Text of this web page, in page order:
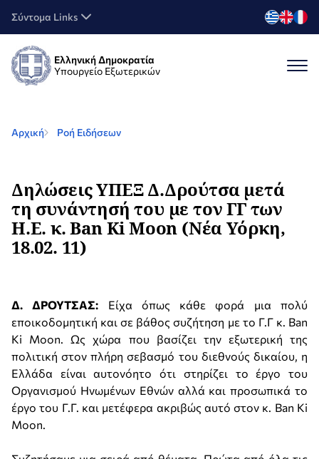
Σύντομα Links
Ελληνική Δημοκρατία
Υπουργείο Εξωτερικών
Αρχική Ροή Ειδήσεων
Δηλώσεις ΥΠΕΞ Δ.Δρούτσα μετά
τη συνάντησή του με τον ΓΓ των
Η.Ε. κ. Ban Ki Moon (Νέα Υόρκη,
18.02. 11)
Δ. ΔΡΟΥΤΣΑΣ: Είχα όπως κάθε φορά μια πολύ
εποικοδομητική και σε βάθος συζήτηση με το Γ.Γ κ. Ban
Ki Moon. Ως χώρα που βασίζει την εξωτερική της
πολιτική στον πλήρη σεβασμό του διεθνούς δικαίου, η
Ελλάδα είναι αυτονόητο ότι στηρίζει το έργο του
Οργανισμού Ηνωμένων Εθνών αλλά και προσωπικά το
έργο του Γ.Γ. και μετέφερα ακριβώς αυτό στον κ. Ban Ki
Moon.